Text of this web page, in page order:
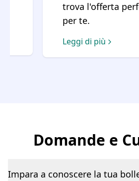
trova l'offerta
per te.
Leggi di più
Domande e
Impara a conoscere la tua